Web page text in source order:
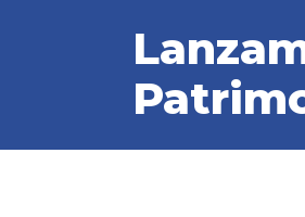
Video Institucional
Plan Estratégico
Misión – Visión
Valores